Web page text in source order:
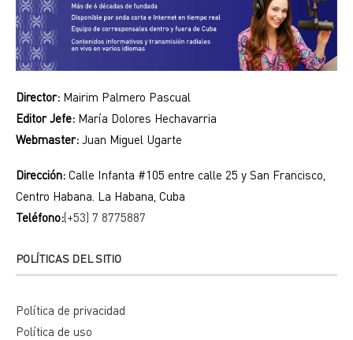
Director: Mairim Palmero Pascual
Editor Jefe: María Dolores Hechavarria
Webmaster: Juan Miguel Ugarte
Dirección: Calle Infanta #105 entre calle 25 y San Francisco,
Centro Habana. La Habana, Cuba
Teléfono:(+53) 7 8775887
POLÍTICAS DEL SITIO
Política de privacidad
Política de uso